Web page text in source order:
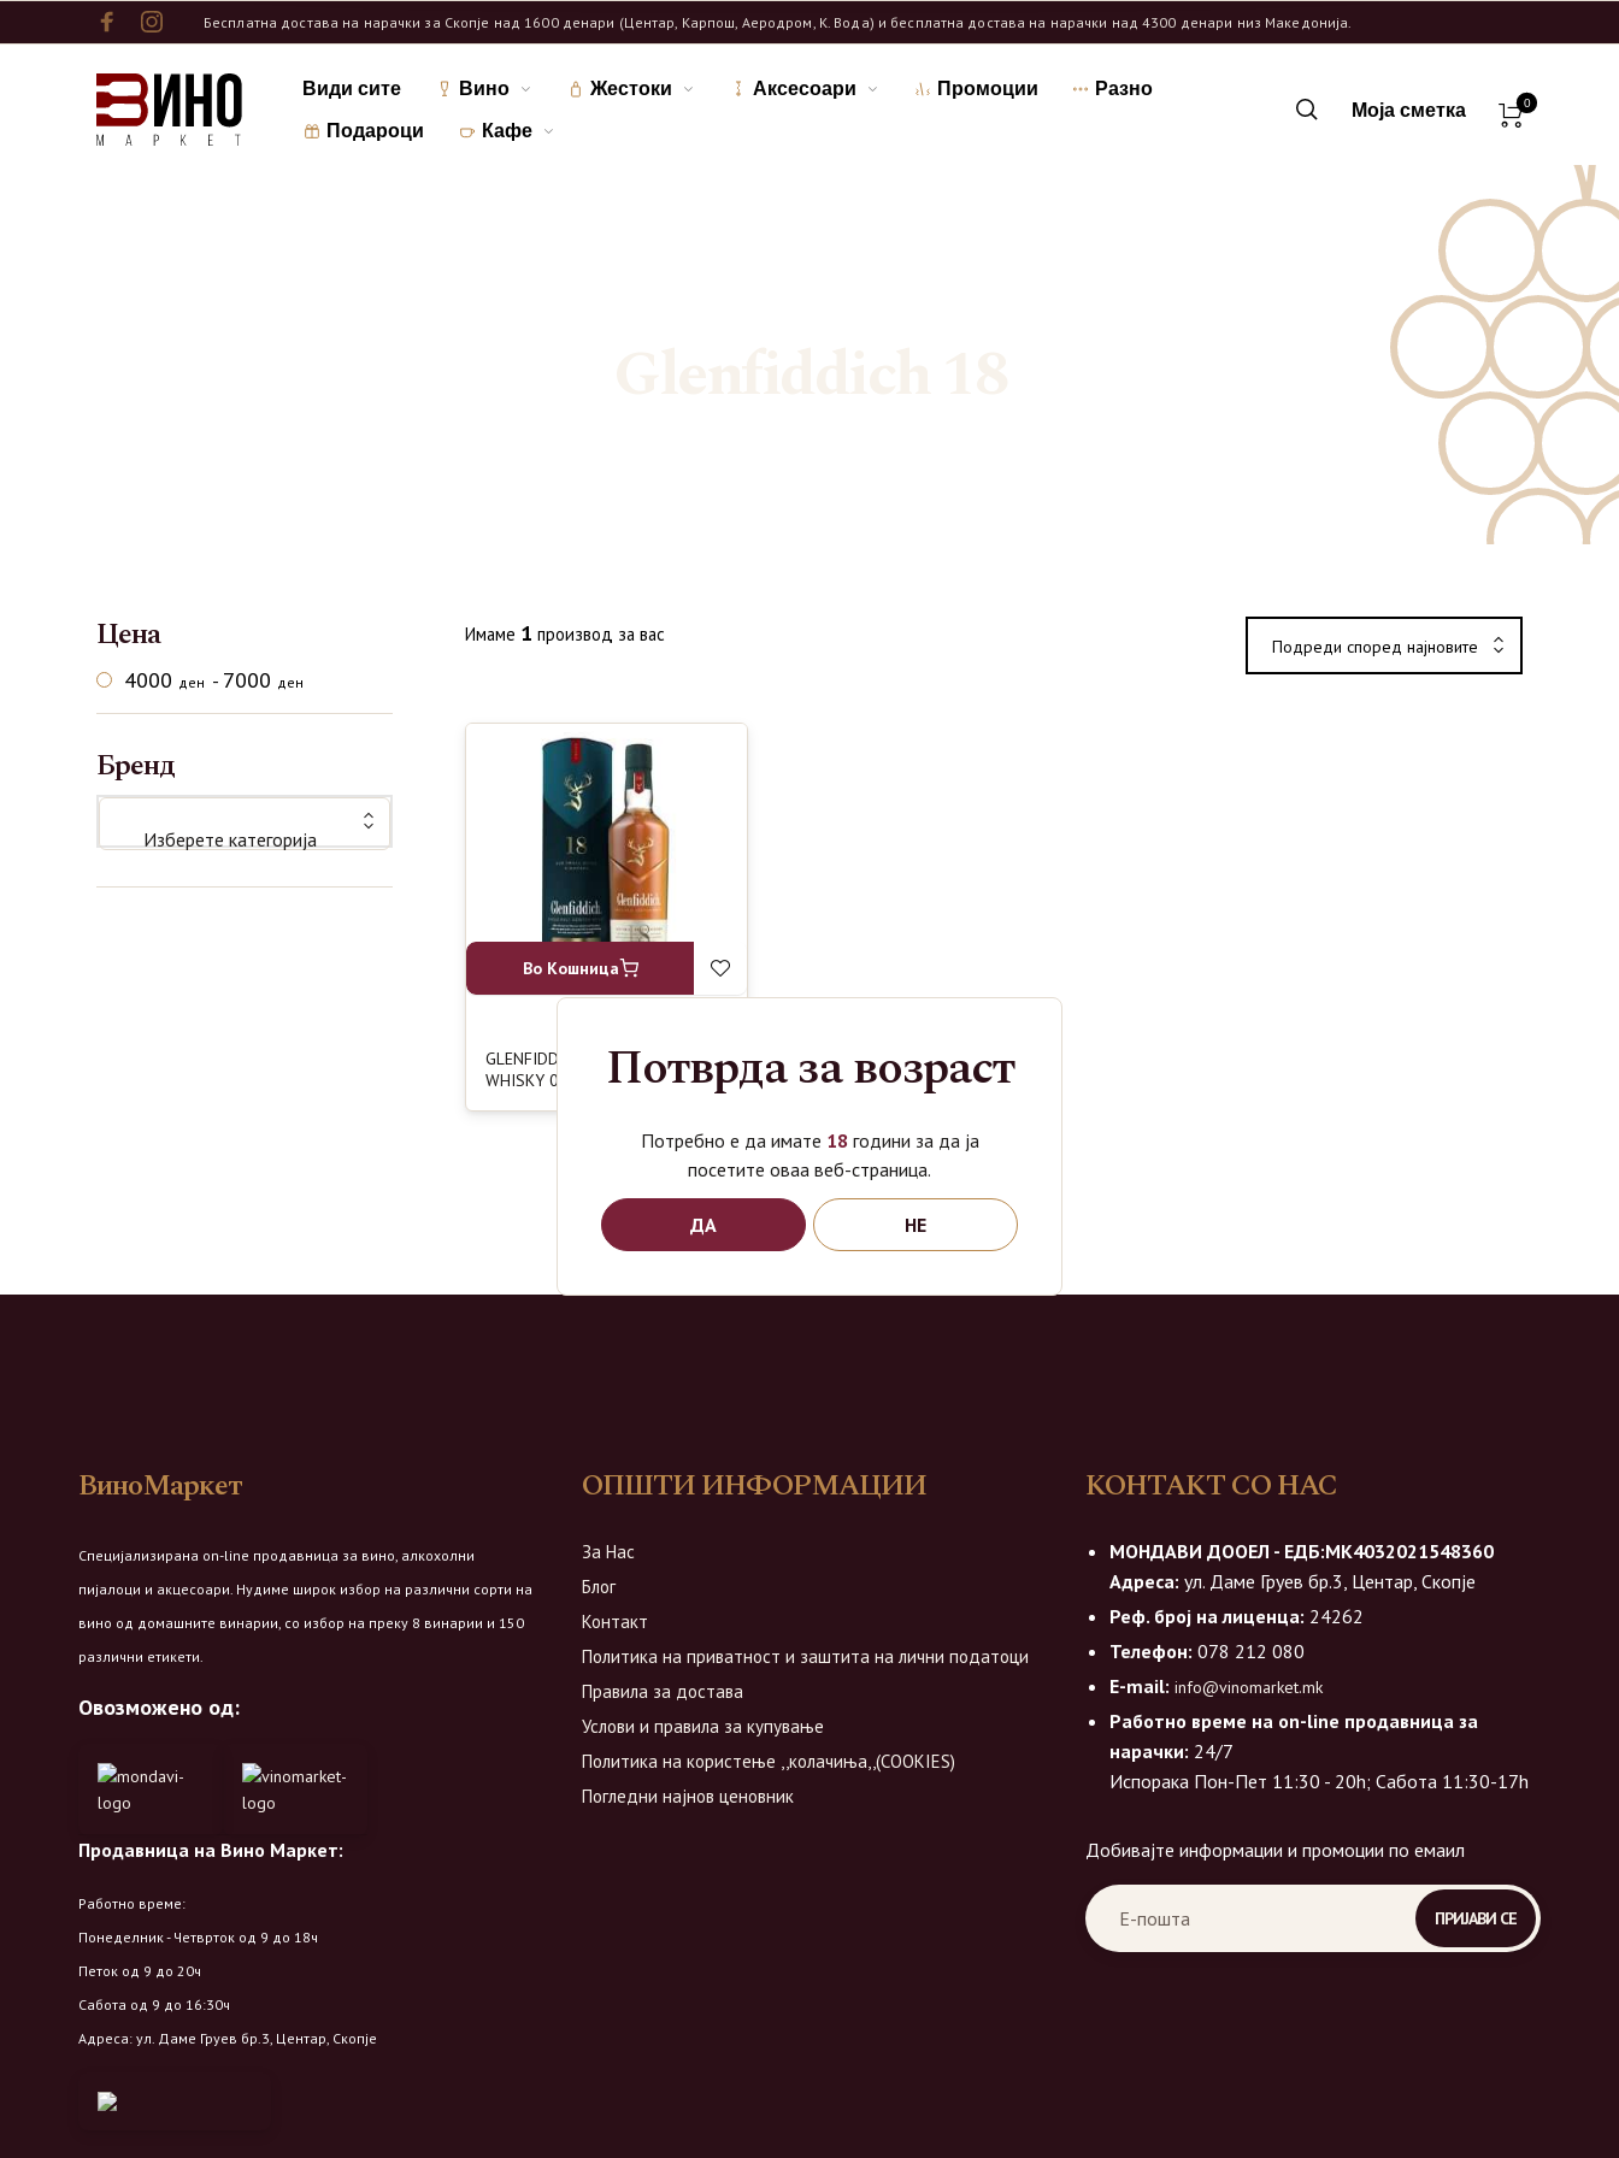
Бесплатна достава на нарачки за Скопје над 1600 денари (Центар, Карпош, Аеродром, К. Вода) и бесплатна достава на нарачки над 4300 денари низ Македонија.
Види сите Вино Жестоки Аксесоари Промоции Разно
Подароци Кафе
Моја сметка 0
Цена
4000 ден - 7000 ден
Бренд
Изберете категорија
Имаме 1 производ за вас
Подреди според најновите
Во Кошница
GLENFIDDICH 18Y
WHISKY 0.7L
6790ден
ВиноМаркет
Специјализирана on-line продавница за вино, алкохолни
пијалоци и акцесоари. Нудиме широк избор на различни сорти на
вино од домашните винарии, со избор на преку 8 винарии и 150
различни етикети.
Овозможено од:
Продавница на Вино Маркет:
Работно време:
Понеделник - Четврток од 9 до 18ч
Петок од 9 до 20ч
Сабота од 9 до 16:30ч
Адреса: ул. Даме Груев бр.3, Центар, Скопје
ОПШТИ ИНФОРМАЦИИ
За Нас
Блог
Контакт
Политика на приватност и заштита на лични податоци
Правила за достава
Услови и правила за купување
Политика на користење ,,колачиња,,(COOKIES)
Погледни најнов ценовник
КОНТАКТ СО НАС
МОНДАВИ ДООЕЛ - ЕДБ:МК4032021548360
Адреса: ул. Даме Груев бр.3, Центар, Скопје
Реф. број на лиценца: 24262
Телефон: 078 212 080
E-mail: info@vinomarket.mk
Работно време на on-line продавница за
нарачки: 24/7
Испорака Пон-Пет 11:30 - 20h; Сабота 11:30-17h
Добивајте информации и промоции по емаил
Потврда за возраст
Потребно е да имате 18 години за да ја
посетите оваа веб-страница.
ДА НЕ